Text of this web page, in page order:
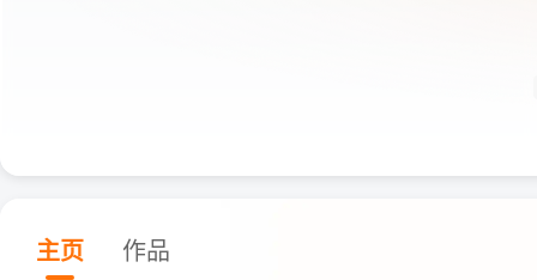
主页 作品